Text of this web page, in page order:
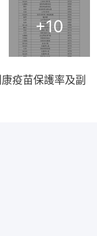
+10
疫苗保護率及副